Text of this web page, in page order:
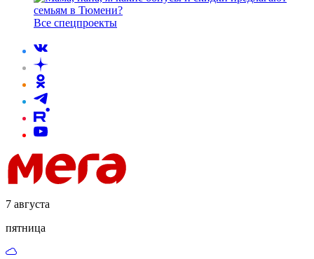
Все спецпроекты
7 августа
пятница